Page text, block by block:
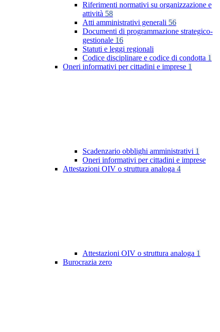
Riferimenti normativi su organizzazione e
attività 58
Atti amministrativi generali 56
Documenti di programmazione strategico-
gestionale 16
Statuti e leggi regionali
Codice disciplinare e codice di condotta 1
Oneri informativi per cittadini e imprese 1
Scadenzario obblighi amministrativi 1
Oneri informativi per cittadini e imprese
Attestazioni OIV o struttura analoga 4
Attestazioni OIV o struttura analoga 1
Burocrazia zero